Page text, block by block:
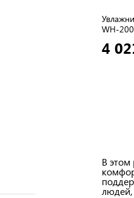
WН-
4
В этом
людей,